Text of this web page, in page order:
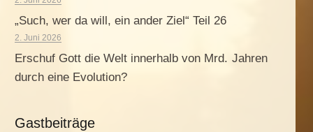
„Such, wer da will, ein ander Ziel“ Teil 26
2. Juni 2026
Erschuf Gott die Welt innerhalb von Mrd. Jahren
durch eine Evolution?
Gastbeiträge